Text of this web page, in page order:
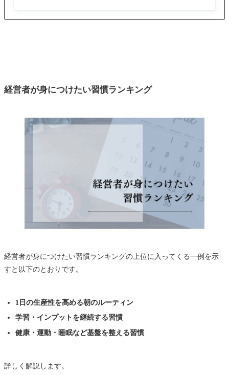
経営者が身につけたい習慣ランキング
経営者が身につけたい習慣ランキングの上位に入ってくる一例を示
すと以下のとおりです。
1日の生産性を高める朝のルーティン
学習・インプットを継続する習慣
健康・運動・睡眠など基盤を整える習慣
詳しく解説します。